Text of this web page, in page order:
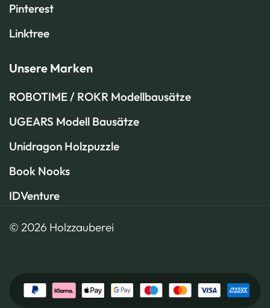
Pinterest
Linktree
Unsere Marken
ROBOTIME / ROKR Modellbausätze
UGEARS Modell Bausätze
Unidragon Holzpuzzle
Book Nooks
IDVenture
© 2026 Holzzauberei